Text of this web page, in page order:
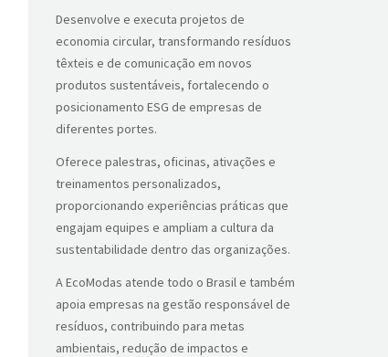
Desenvolve e executa projetos de
economia circular, transformando resíduos
têxteis e de comunicação em novos
produtos sustentáveis, fortalecendo o
posicionamento ESG de empresas de
diferentes portes.
Oferece palestras, oficinas, ativações e
treinamentos personalizados,
proporcionando experiências práticas que
engajam equipes e ampliam a cultura da
sustentabilidade dentro das organizações.
A EcoModas atende todo o Brasil e também
apoia empresas na gestão responsável de
resíduos, contribuindo para metas
ambientais, redução de impactos e